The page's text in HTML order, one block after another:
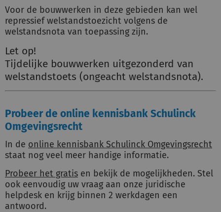
Voor de bouwwerken in deze gebieden kan wel
repressief welstandstoezicht volgens de
welstandsnota van toepassing zijn.
Let op!
Tijdelijke bouwwerken uitgezonderd van
welstandstoets (ongeacht welstandsnota).
Probeer de online kennisbank Schulinck
Omgevingsrecht
In de online kennisbank Schulinck Omgevingsrecht
staat nog veel meer handige informatie.
Probeer het gratis en bekijk de mogelijkheden. Stel
ook eenvoudig uw vraag aan onze juridische
helpdesk en krijg binnen 2 werkdagen een
antwoord.